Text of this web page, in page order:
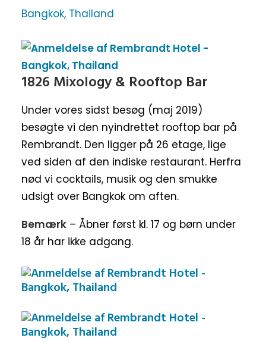
1826 Mixology & Rooftop Bar
Under vores sidst besøg (maj 2019)
besøgte vi den nyindrettet rooftop bar på
Rembrandt. Den ligger på 26 etage, lige
ved siden af den indiske restaurant. Herfra
nød vi cocktails, musik og den smukke
udsigt over Bangkok om aften.
Bemærk – Åbner først kl. 17 og børn under
18 år har ikke adgang.